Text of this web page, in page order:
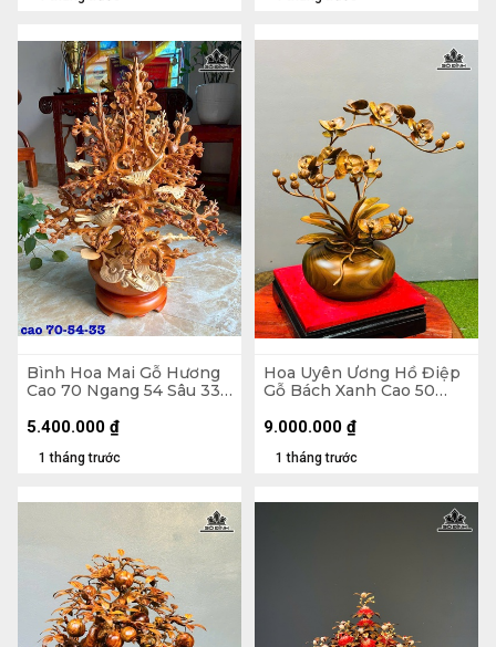
Bình Hoa Mai Gỗ Hương
Cao 70 Ngang 54 Sâu 33
1 tháng trước
5.400.000 ₫
Hoa Uyên Ương Hồ Điệp
Gỗ Bách Xanh Cao 50
Đường Kính 23 Cao 14
1 tháng trước
9.000.000 ₫